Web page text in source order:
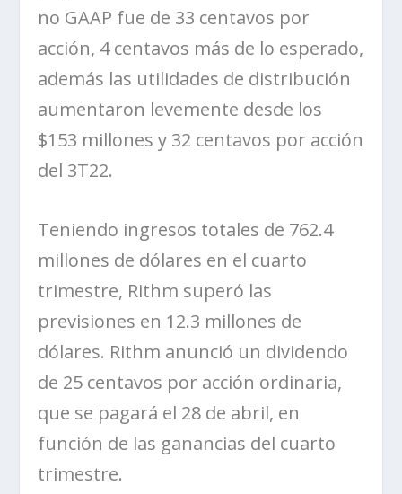
no GAAP fue de 33 centavos por
acción, 4 centavos más de lo esperado,
además las utilidades de distribución
aumentaron levemente desde los
$153 millones y 32 centavos por acción
del 3T22.
Teniendo ingresos totales de 762.4
millones de dólares en el cuarto
trimestre, Rithm superó las
previsiones en 12.3 millones de
dólares. Rithm anunció un dividendo
de 25 centavos por acción ordinaria,
que se pagará el 28 de abril, en
función de las ganancias del cuarto
trimestre.